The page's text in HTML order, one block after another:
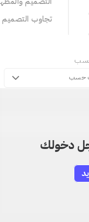
تجاوب التصميم
حسب
دخولك